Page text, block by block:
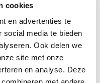
cookies
en advertenties te
social media te bieden
Ook delen we
site met onze
en analyse. Deze
van de gemeente